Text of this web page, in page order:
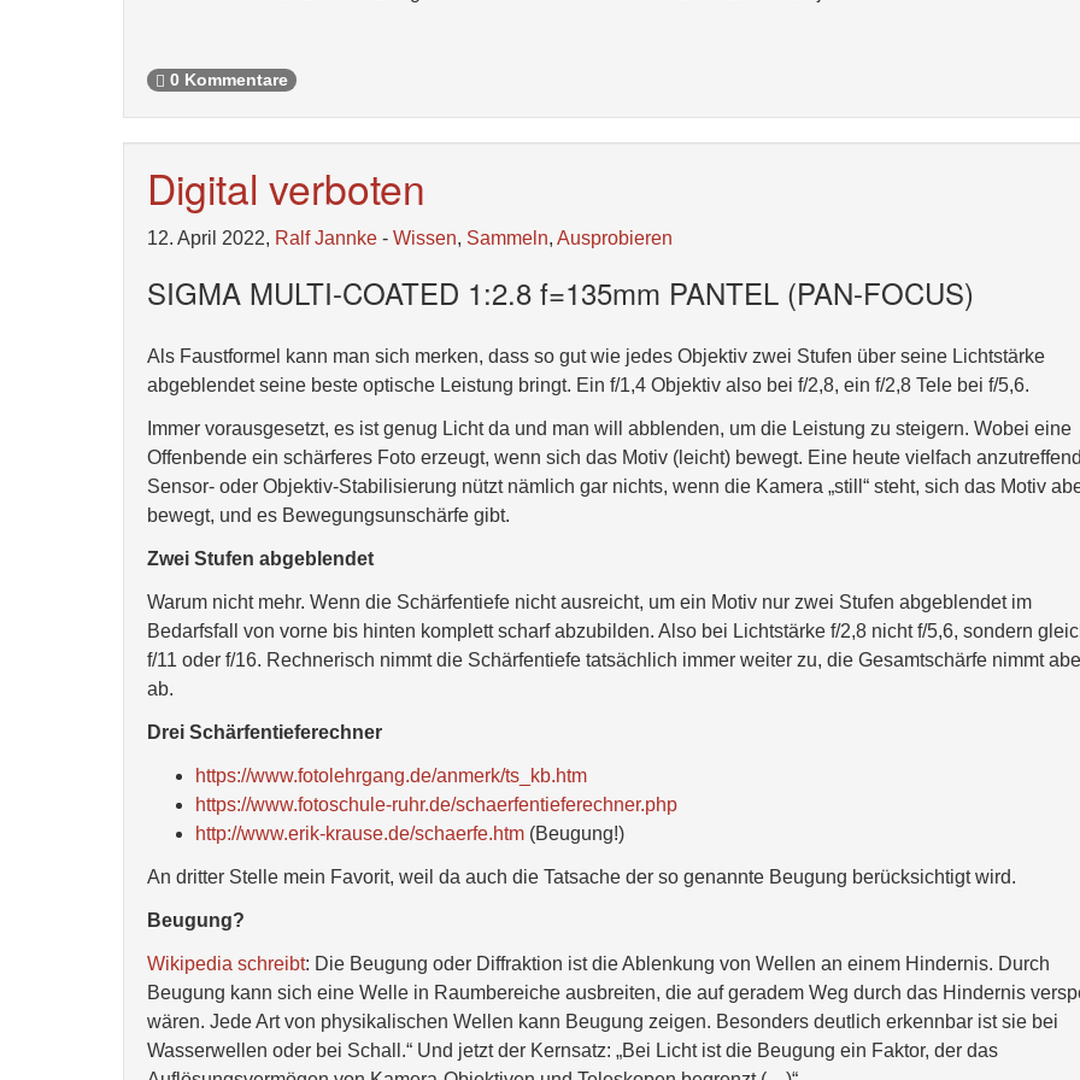
0 Kommentare
Digital verboten
12. April 2022, Ralf Jannke - Wissen, Sammeln, Ausprobieren
SIGMA MULTI-COATED 1:2.8 f=135mm PANTEL (PAN-FOCUS)
Als Faustformel kann man sich merken, dass so gut wie jedes Objektiv zwei Stufen über seine Lichtstärke
abgeblendet seine beste optische Leistung bringt. Ein f/1,4 Objektiv also bei f/2,8, ein f/2,8 Tele bei f/5,6.
Immer vorausgesetzt, es ist genug Licht da und man will abblenden, um die Leistung zu steigern. Wobei eine
Offenbende ein schärferes Foto erzeugt, wenn sich das Motiv (leicht) bewegt. Eine heute vielfach
Sensor- oder Objektiv-Stabilisierung nützt nämlich gar nichts, wenn die Kamera „still“ steht, sich das Motiv
bewegt, und es Bewegungsunschärfe gibt.
Zwei Stufen abgeblendet
Warum nicht mehr. Wenn die Schärfentiefe nicht ausreicht, um ein Motiv nur zwei Stufen abgeblendet im
Bedarfsfall von vorne bis hinten komplett scharf abzubilden. Also bei Lichtstärke f/2,8 nicht f/5,6, sondern
f/11 oder f/16. Rechnerisch nimmt die Schärfentiefe tatsächlich immer weiter zu, die Gesamtschärfe nimmt
ab.
Drei Schärfentieferechner
https://www.fotolehrgang.de/anmerk/ts_kb.htm
https://www.fotoschule-ruhr.de/schaerfentieferechner.php
http://www.erik-krause.de/schaerfe.htm (Beugung!)
An dritter Stelle mein Favorit, weil da auch die Tatsache der so genannte Beugung berücksichtigt wird.
Beugung?
Wikipedia schreibt: Die Beugung oder Diffraktion ist die Ablenkung von Wellen an einem Hindernis. Durch
Beugung kann sich eine Welle in Raumbereiche ausbreiten, die auf geradem Weg durch das Hindernis
wären. Jede Art von physikalischen Wellen kann Beugung zeigen. Besonders deutlich erkennbar ist sie bei
Wasserwellen oder bei Schall.“ Und jetzt der Kernsatz: „Bei Licht ist die Beugung ein Faktor, der das